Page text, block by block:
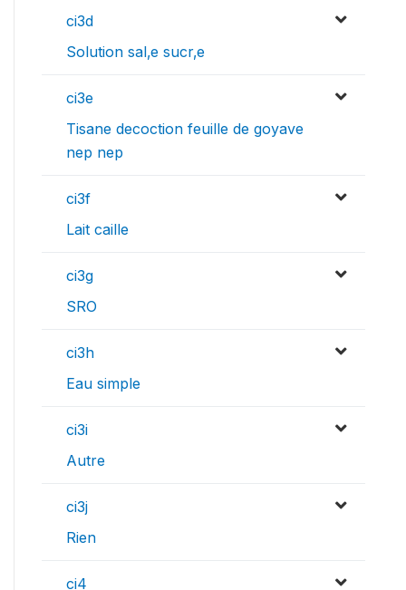
ci3d
Solution sal‚e sucr‚e
ci3e
Tisane decoction feuille de goyave
nep nep
ci3f
Lait caille
ci3g
SRO
ci3h
Eau simple
ci3i
Autre
ci3j
Rien
ci4